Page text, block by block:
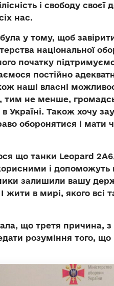
і свободу
нас.
була у тому, щоб
національної
початку
постійно
наші власні
тим не менше,
Україні. Також хочу
оборонятися і мати
що танки Leopard
і допоможуть
залишили вашу
жити в мирі, якого всі
що третя причина, з
розуміння того,